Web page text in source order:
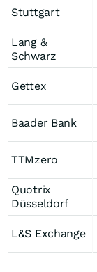
Stuttgart
Lang &
Schwarz
Gettex
Baader Bank
TTMzero
Quotrix
Düsseldorf
L&S Exchange